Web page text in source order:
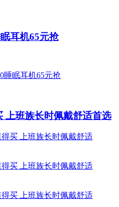
耳机65元抢
上班族长时佩戴舒适首选